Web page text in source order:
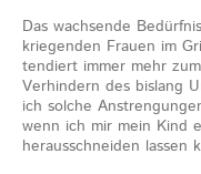
Das wachsende
kriegenden Frauen im
tendiert immer mehr
Verhindern des bislang
ich solche
wenn ich mir mein Kind
herausschneiden lassen